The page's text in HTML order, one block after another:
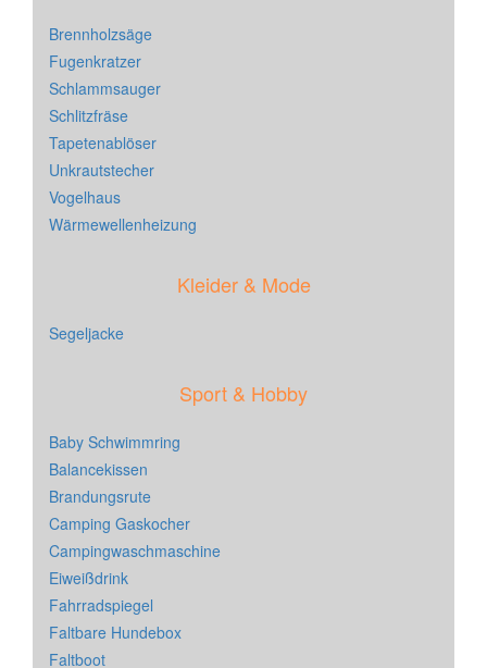
Brennholzsäge
Fugenkratzer
Schlammsauger
Schlitzfräse
Tapetenablöser
Unkrautstecher
Vogelhaus
Wärmewellenheizung
Kleider & Mode
Segeljacke
Sport & Hobby
Baby Schwimmring
Balancekissen
Brandungsrute
Camping Gaskocher
Campingwaschmaschine
Eiweißdrink
Fahrradspiegel
Faltbare Hundebox
Faltboot